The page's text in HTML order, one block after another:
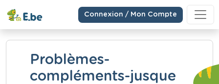
Connexion / Mon Compte
Problèmes-
compléments-jusque